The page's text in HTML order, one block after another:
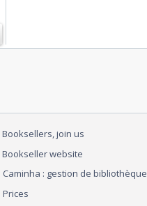
Booksellers, join us
Bookseller website
Caminha : gestion de bibliothèque
Prices